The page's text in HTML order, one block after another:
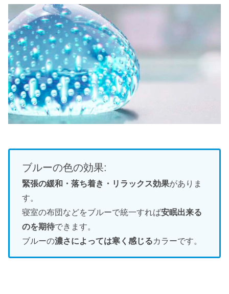
ブルーの色の効果:
緊張の緩和・落ち着き・リラックス効果がありま
す。
寝室の布団などをブルーで統一すれば安眠出来る
のを期待できます。
ブルーの濃さによっては寒く感じるカラーです。